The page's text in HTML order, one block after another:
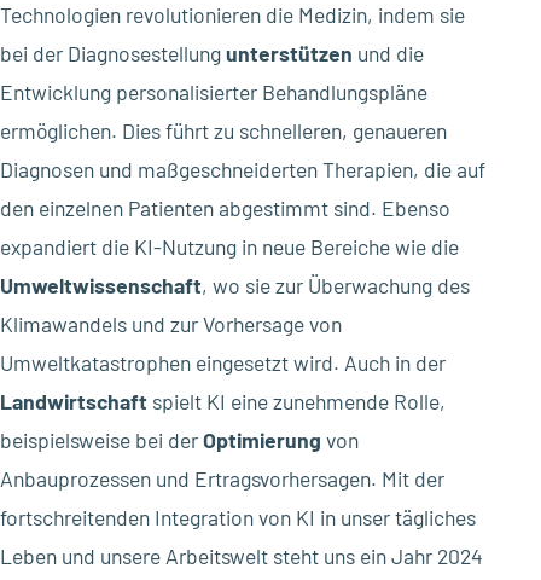
Technologien revolutionieren die Medizin, indem sie
bei der Diagnosestellungunterstützen und die
Entwicklung personalisierter Behandlungspläne
ermöglichen. Dies führt zu schnelleren, genaueren
Diagnosen und maßgeschneiderten Therapien, die auf
den einzelnen Patienten abgestimmt sind. Ebenso
expandiert die KI-Nutzung in neue Bereiche wie die
Umweltwissenschaft, wo sie zur Überwachung des
Klimawandels und zur Vorhersage von
Umweltkatastrophen eingesetzt wird. Auch in der
Landwirtschaft spielt KI eine zunehmende Rolle,
beispielsweise bei derOptimierung von
Anbauprozessen und Ertragsvorhersagen. Mit der
fortschreitenden Integration von KI in unser tägliches
Leben und unsere Arbeitswelt steht uns ein Jahr 2024